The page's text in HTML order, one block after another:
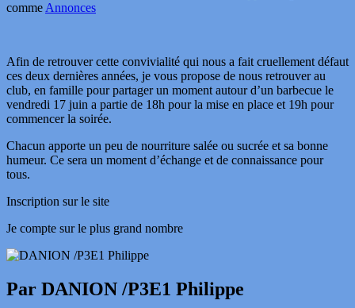
comme Annonces
Afin de retrouver cette convivialité qui nous a fait cruellement défaut
ces deux dernières années, je vous propose de nous retrouver au
club, en famille pour partager un moment autour d’un barbecue le
vendredi 17 juin a partie de 18h pour la mise en place et 19h pour
commencer la soirée.
Chacun apporte un peu de nourriture salée ou sucrée et sa bonne
humeur. Ce sera un moment d’échange et de connaissance pour
tous.
Inscription sur le site
Je compte sur le plus grand nombre
Par DANION /P3E1 Philippe